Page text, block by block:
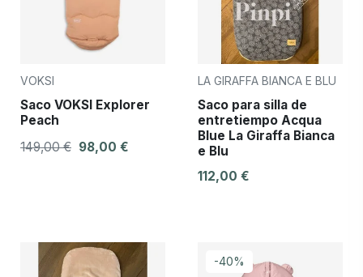
VOKSI
Saco VOKSI Explorer
Peach
149,00 € 98,00 €
LA GIRAFFA BIANCA E BLU
Saco para silla de
entretiempo Acqua
Blue La Giraffa Bianca
e Blu
112,00 €
-40%